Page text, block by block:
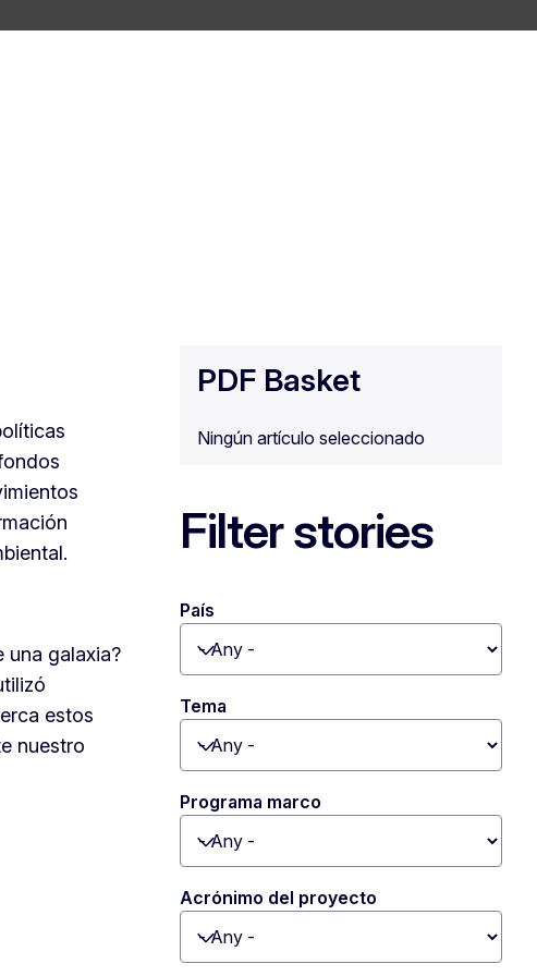
una galaxia?
estos
nuestro
PDF Basket
Ningún artículo seleccionado
Filter stories
País
Toggle dropdown
Tema
Toggle dropdown
Programa marco
Toggle dropdown
Acrónimo del proyecto
Toggle dropdown